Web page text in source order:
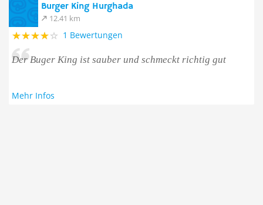
Burger King Hurghada
12.41 km
1 Bewertungen
Der Buger King ist sauber und schmeckt richtig gut
Mehr Infos